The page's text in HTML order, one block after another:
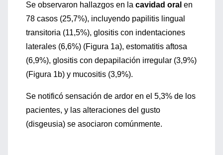
Se observaron hallazgos en la cavidad oral en
78 casos (25,7%), incluyendo papilitis lingual
transitoria (11,5%), glositis con indentaciones
laterales (6,6%) (Figura 1a), estomatitis aftosa
(6,9%), glositis con depapilación irregular (3,9%)
(Figura 1b) y mucositis (3,9%).
Se notificó sensación de ardor en el 5,3% de los
pacientes, y las alteraciones del gusto
(disgeusia) se asociaron comúnmente.